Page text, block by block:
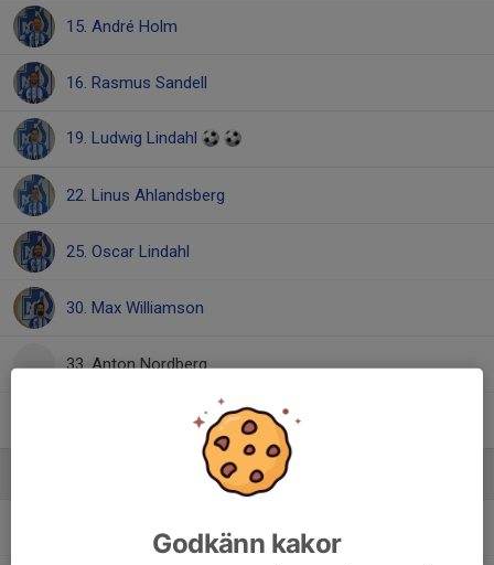
15. André Holm
16. Rasmus Sandell
19. Ludwig Lindahl
22. Linus Ahlandsberg
25. Oscar Lindahl
30. Max Williamson
33. Anton Nordberg
Huvudtränare
Godkänn kakor